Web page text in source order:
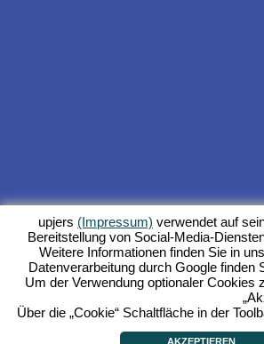
upjers (Impressum) verwendet auf
Bereitstellung von Social-Media-
Weitere Informationen finden Sie in
Datenverarbeitung durch Google finden
Um der Verwendung optionaler Cookies
Über die „Cookie“ Schaltfläche in der
AKZEPTIEREN